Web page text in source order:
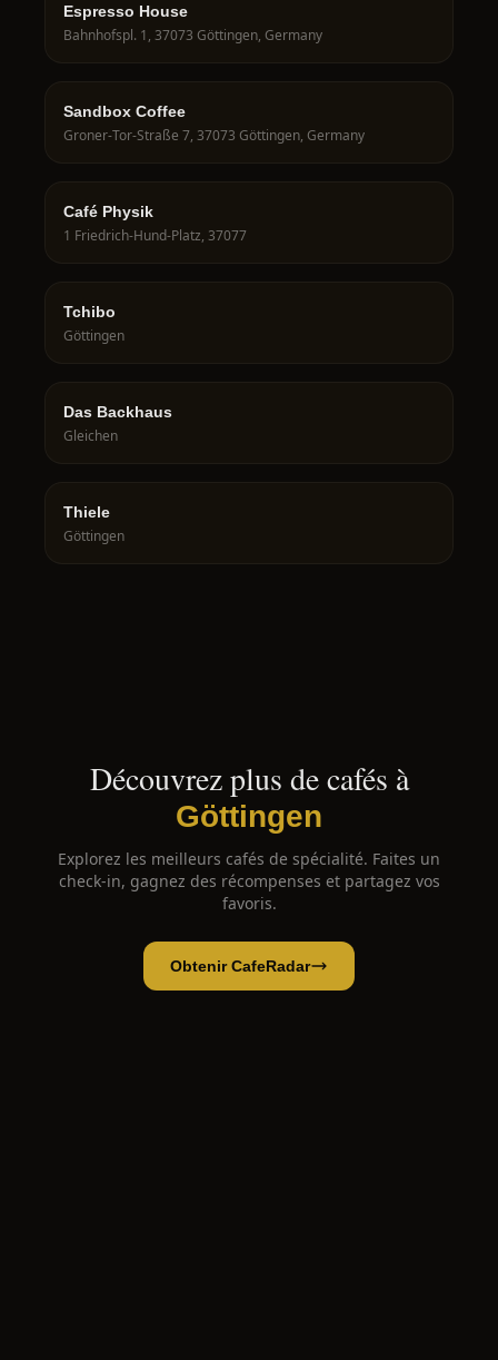
Espresso House
Bahnhofspl. 1, 37073 Göttingen, Germany
Sandbox Coffee
Groner-Tor-Straße 7, 37073 Göttingen, Germany
Café Physik
1 Friedrich-Hund-Platz, 37077
Tchibo
Göttingen
Das Backhaus
Gleichen
Thiele
Göttingen
Découvrez plus de cafés à
Göttingen
Explorez les meilleurs cafés de spécialité. Faites un
check-in, gagnez des récompenses et partagez vos
favoris.
Obtenir CafeRadar